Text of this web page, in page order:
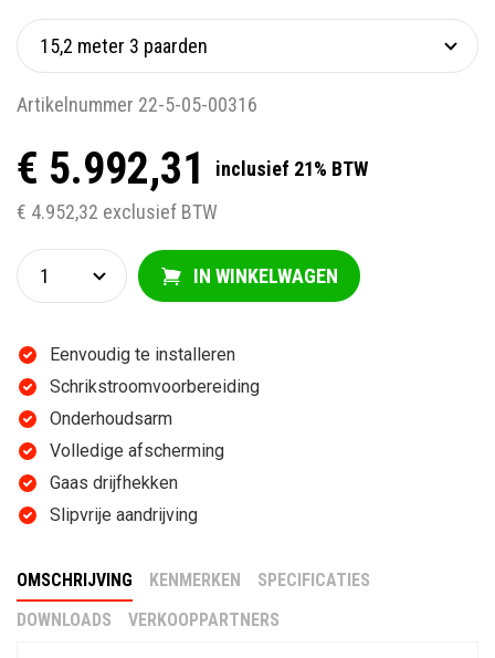
Artikelnummer 22-5-05-00316
€ 5.992,31
inclusief 21% BTW
€ 4.952,32 exclusief BTW
IN WINKELWAGEN
Eenvoudig te installeren
Schrikstroomvoorbereiding
Onderhoudsarm
Volledige afscherming
Gaas drijfhekken
Slipvrije aandrijving
OMSCHRIJVING KENMERKEN
SPECIFICATIES
DOWNLOADS
VERKOOPPARTNERS